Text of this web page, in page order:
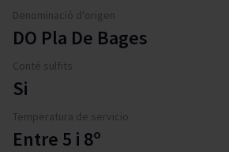
Denominació d'origen
DO Pla De Bages
Conté sulfits
Si
Temperatura de servicio
Entre 5 i 8º